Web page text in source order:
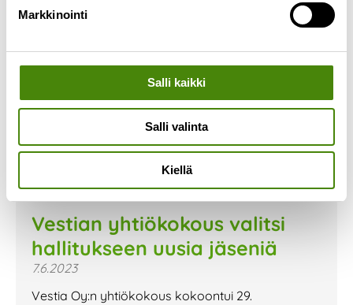
Markkinointi
Salli kaikki
Salli valinta
Kiellä
Vestian yhtiökokous valitsi
hallitukseen uusia jäseniä
7.6.2023
Vestia Oy:n yhtiökokous kokoontui 29.